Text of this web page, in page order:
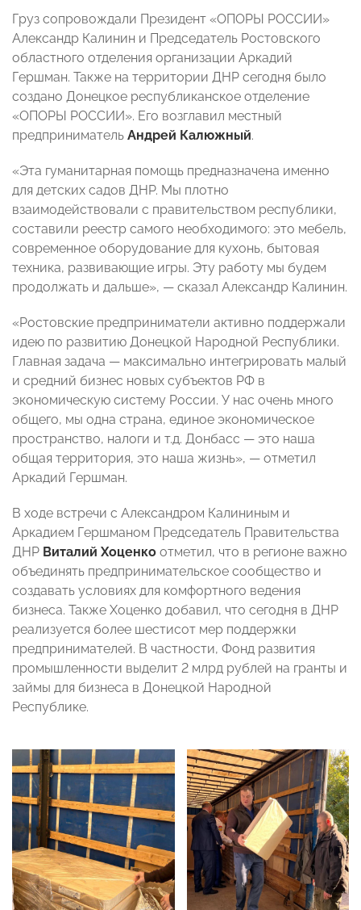
Груз сопровождали Президент «ОПОРЫ РОССИИ»
Александр Калинин и Председатель Ростовского
областного отделения организации Аркадий
Гершман. Также на территории ДНР сегодня было
создано Донецкое республиканское отделение
«ОПОРЫ РОССИИ». Его возглавил местный
предприниматель Андрей Калюжный.
«Эта гуманитарная помощь предназначена именно
для детских садов ДНР. Мы плотно
взаимодействовали с правительством республики,
составили реестр самого необходимого: это мебель,
современное оборудование для кухонь, бытовая
техника, развивающие игры. Эту работу мы будем
продолжать и дальше», — сказал Александр Калинин.
«Ростовские предприниматели активно поддержали
идею по развитию Донецкой Народной Республики.
Главная задача — максимально интегрировать малый
и средний бизнес новых субъектов РФ в
экономическую систему России. У нас очень много
общего, мы одна страна, единое экономическое
пространство, налоги и т.д. Донбасс — это наша
общая территория, это наша жизнь», — отметил
Аркадий Гершман.
В ходе встречи с Александром Калининым и
Аркадием Гершманом Председатель Правительства
ДНР Виталий Хоценко отметил, что в регионе важно
объединять предпринимательское сообщество и
создавать условиях для комфортного ведения
бизнеса. Также Хоценко добавил, что сегодня в ДНР
реализуется более шестисот мер поддержки
предпринимателей. В частности, Фонд развития
промышленности выделит 2 млрд рублей на гранты и
займы для бизнеса в Донецкой Народной
Республике.